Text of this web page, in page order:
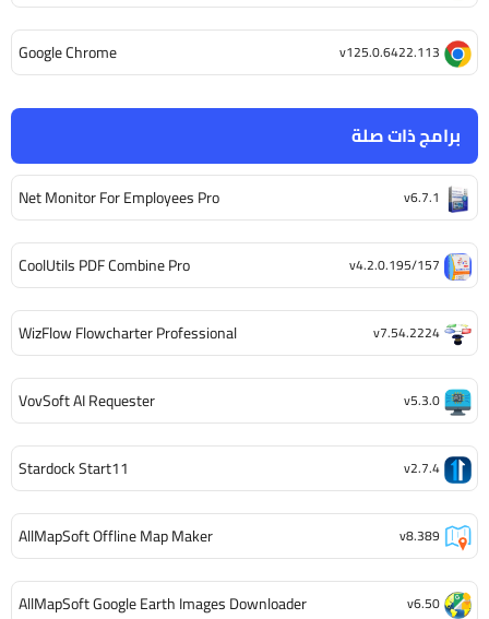
برامج ذات صلة
Net Monitor For Employees Pro v6.7.1
CoolUtils PDF Combine Pro v4.2.0.195/157
WizFlow Flowcharter Professional v7.54.2224
VovSoft AI Requester v5.3.0
Stardock Start11 v2.7.4
AllMapSoft Offline Map Maker v8.389
AllMapSoft Google Earth Images Downloader v6.50
Google Chrome v125.0.6422.113